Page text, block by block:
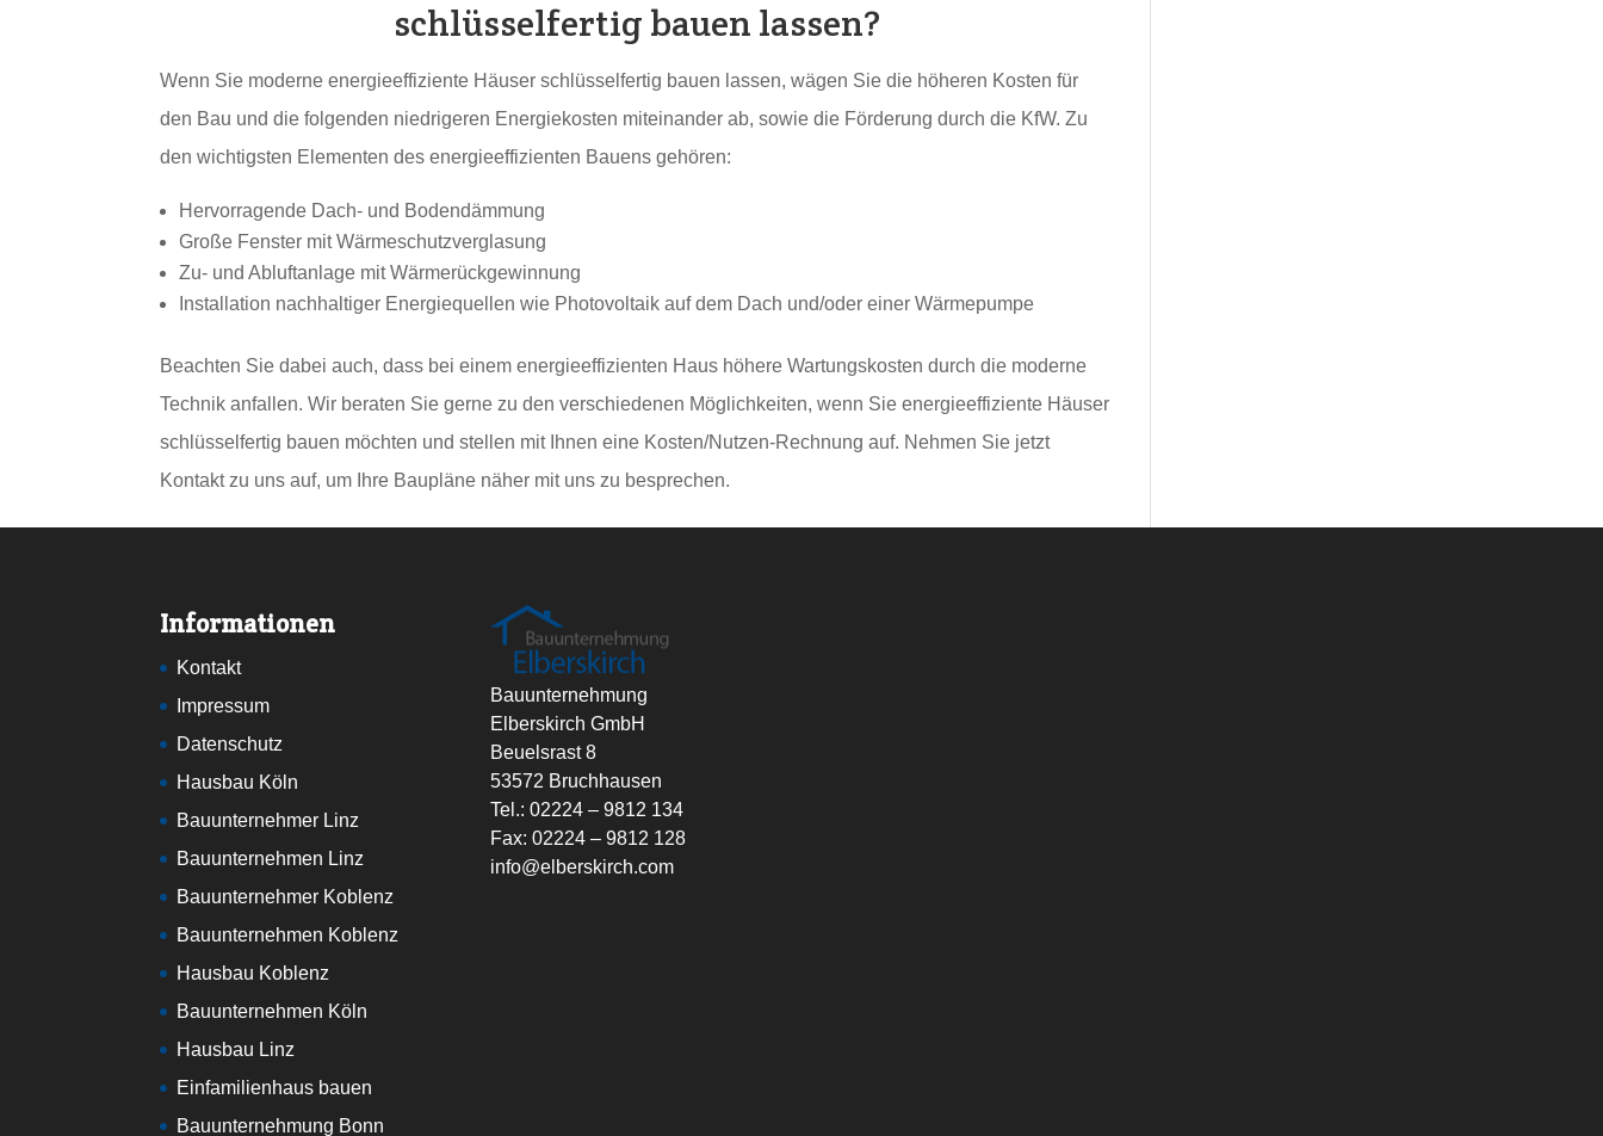
schlüsselfertig bauen lassen?
Wenn Sie moderne energieeffiziente Häuser schlüsselfertig bauen lassen, wägen Sie die höheren Kosten für
den Bau und die folgenden niedrigeren Energiekosten miteinander ab, sowie die Förderung durch die KfW. Zu
den wichtigsten Elementen des energieeffizienten Bauens gehören:
Hervorragende Dach- und Bodendämmung
Große Fenster mit Wärmeschutzverglasung
Zu- und Abluftanlage mit Wärmerückgewinnung
Installation nachhaltiger Energiequellen wie Photovoltaik auf dem Dach und/oder einer Wärmepumpe
Beachten Sie dabei auch, dass bei einem energieeffizienten Haus höhere Wartungskosten durch die moderne
Technik anfallen. Wir beraten Sie gerne zu den verschiedenen Möglichkeiten, wenn Sie energieeffiziente Häuser
schlüsselfertig bauen möchten und stellen mit Ihnen eine Kosten/Nutzen-Rechnung auf. Nehmen Sie jetzt
Kontakt zu uns auf, um Ihre Baupläne näher mit uns zu besprechen.
Informationen
Kontakt
Impressum
Datenschutz
Hausbau Köln
Bauunternehmer Linz
Bauunternehmen Linz
Bauunternehmer Koblenz
Bauunternehmen Koblenz
Hausbau Koblenz
Bauunternehmen Köln
Hausbau Linz
Einfamilienhaus bauen
Bauunternehmung Bonn
Bauunternehmung
Elberskirch GmbH
Beuelsrast 8
53572 Bruchhausen
Tel.: 02224 – 9812 134
Fax: 02224 – 9812 128
info@elberskirch.com